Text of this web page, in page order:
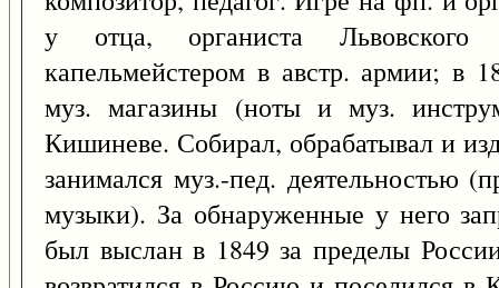
у отца, органиста Львовского
капельмейстером в австр. армии; в
муз. магазины (ноты и муз.
Кишиневе. Собирал, обрабатывал и
занимался муз.-пед. деятельностью
музыки). За обнаруженные у него
был выслан в 1849 за пределы